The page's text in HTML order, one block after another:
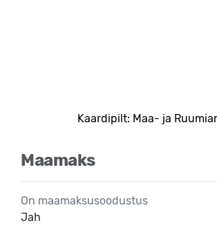
Kaardipilt: Maa- ja
Maamaks
On maamaksusoodustus
Jah